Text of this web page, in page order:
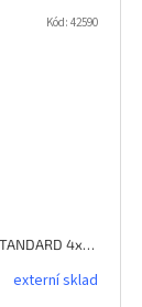
Plachta PE nepromokavá STANDARD 4x5m EXTOL CRAFT
externí sklad
Kód: 42590